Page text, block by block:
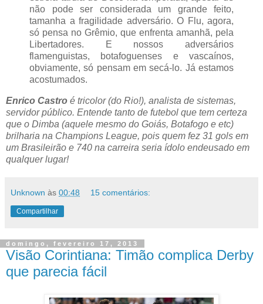
não pode ser considerada um grande feito,
tamanha a fragilidade adversário. O Flu, agora,
só pensa no Grêmio, que enfrenta amanhã, pela
Libertadores. E nossos adversários
flamenguistas, botafoguenses e vascaínos,
obviamente, só pensam em secá-lo. Já estamos
acostumados.
Enrico Castro é tricolor (do Rio!), analista de sistemas,
servidor público. Entende tanto de futebol que tem certeza
que o Dimba (aquele mesmo do Goiás, Botafogo e etc)
brilharia na Champions League, pois quem fez 31 gols em
um Brasileirão e 740 na carreira seria ídolo endeusado em
qualquer lugar!
Unknown às 00:48 15 comentários:
Compartilhar
domingo, fevereiro 17, 2013
Visão Corintiana: Timão complica Derby
que parecia fácil